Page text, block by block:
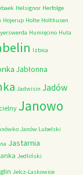
Helsignor Herfolge
Hojerup Holte Holthusen
Humięcino Huta
Izbica
Jabłonna
Jadwisin Jadów
Janowo
Janów Lubelski
Jastarnia
Jedliński
Jelcz-Laskowice